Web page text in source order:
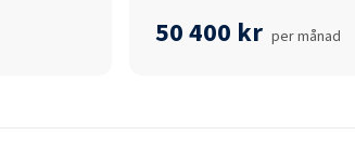
50 400 kr per månad